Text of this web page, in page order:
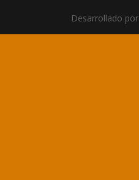
Desarrollado por